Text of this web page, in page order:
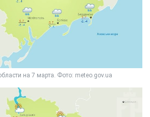
на 7 марта. Фото: meteo.gov.ua